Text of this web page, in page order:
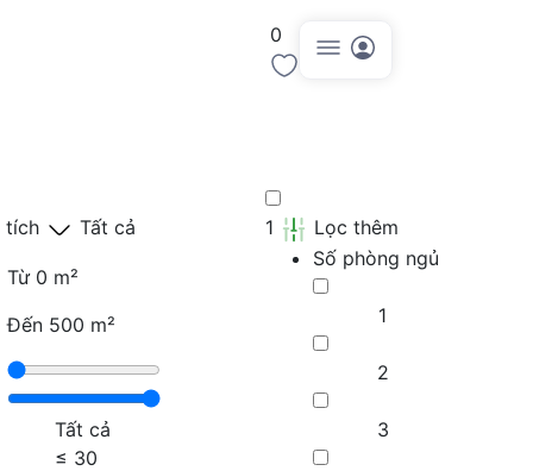
0
tích Tất cả
Từ 0 m²
Đến 500 m²
Tất cả
≤ 30
1
Lọc thêm
Số phòng ngủ
1
2
3